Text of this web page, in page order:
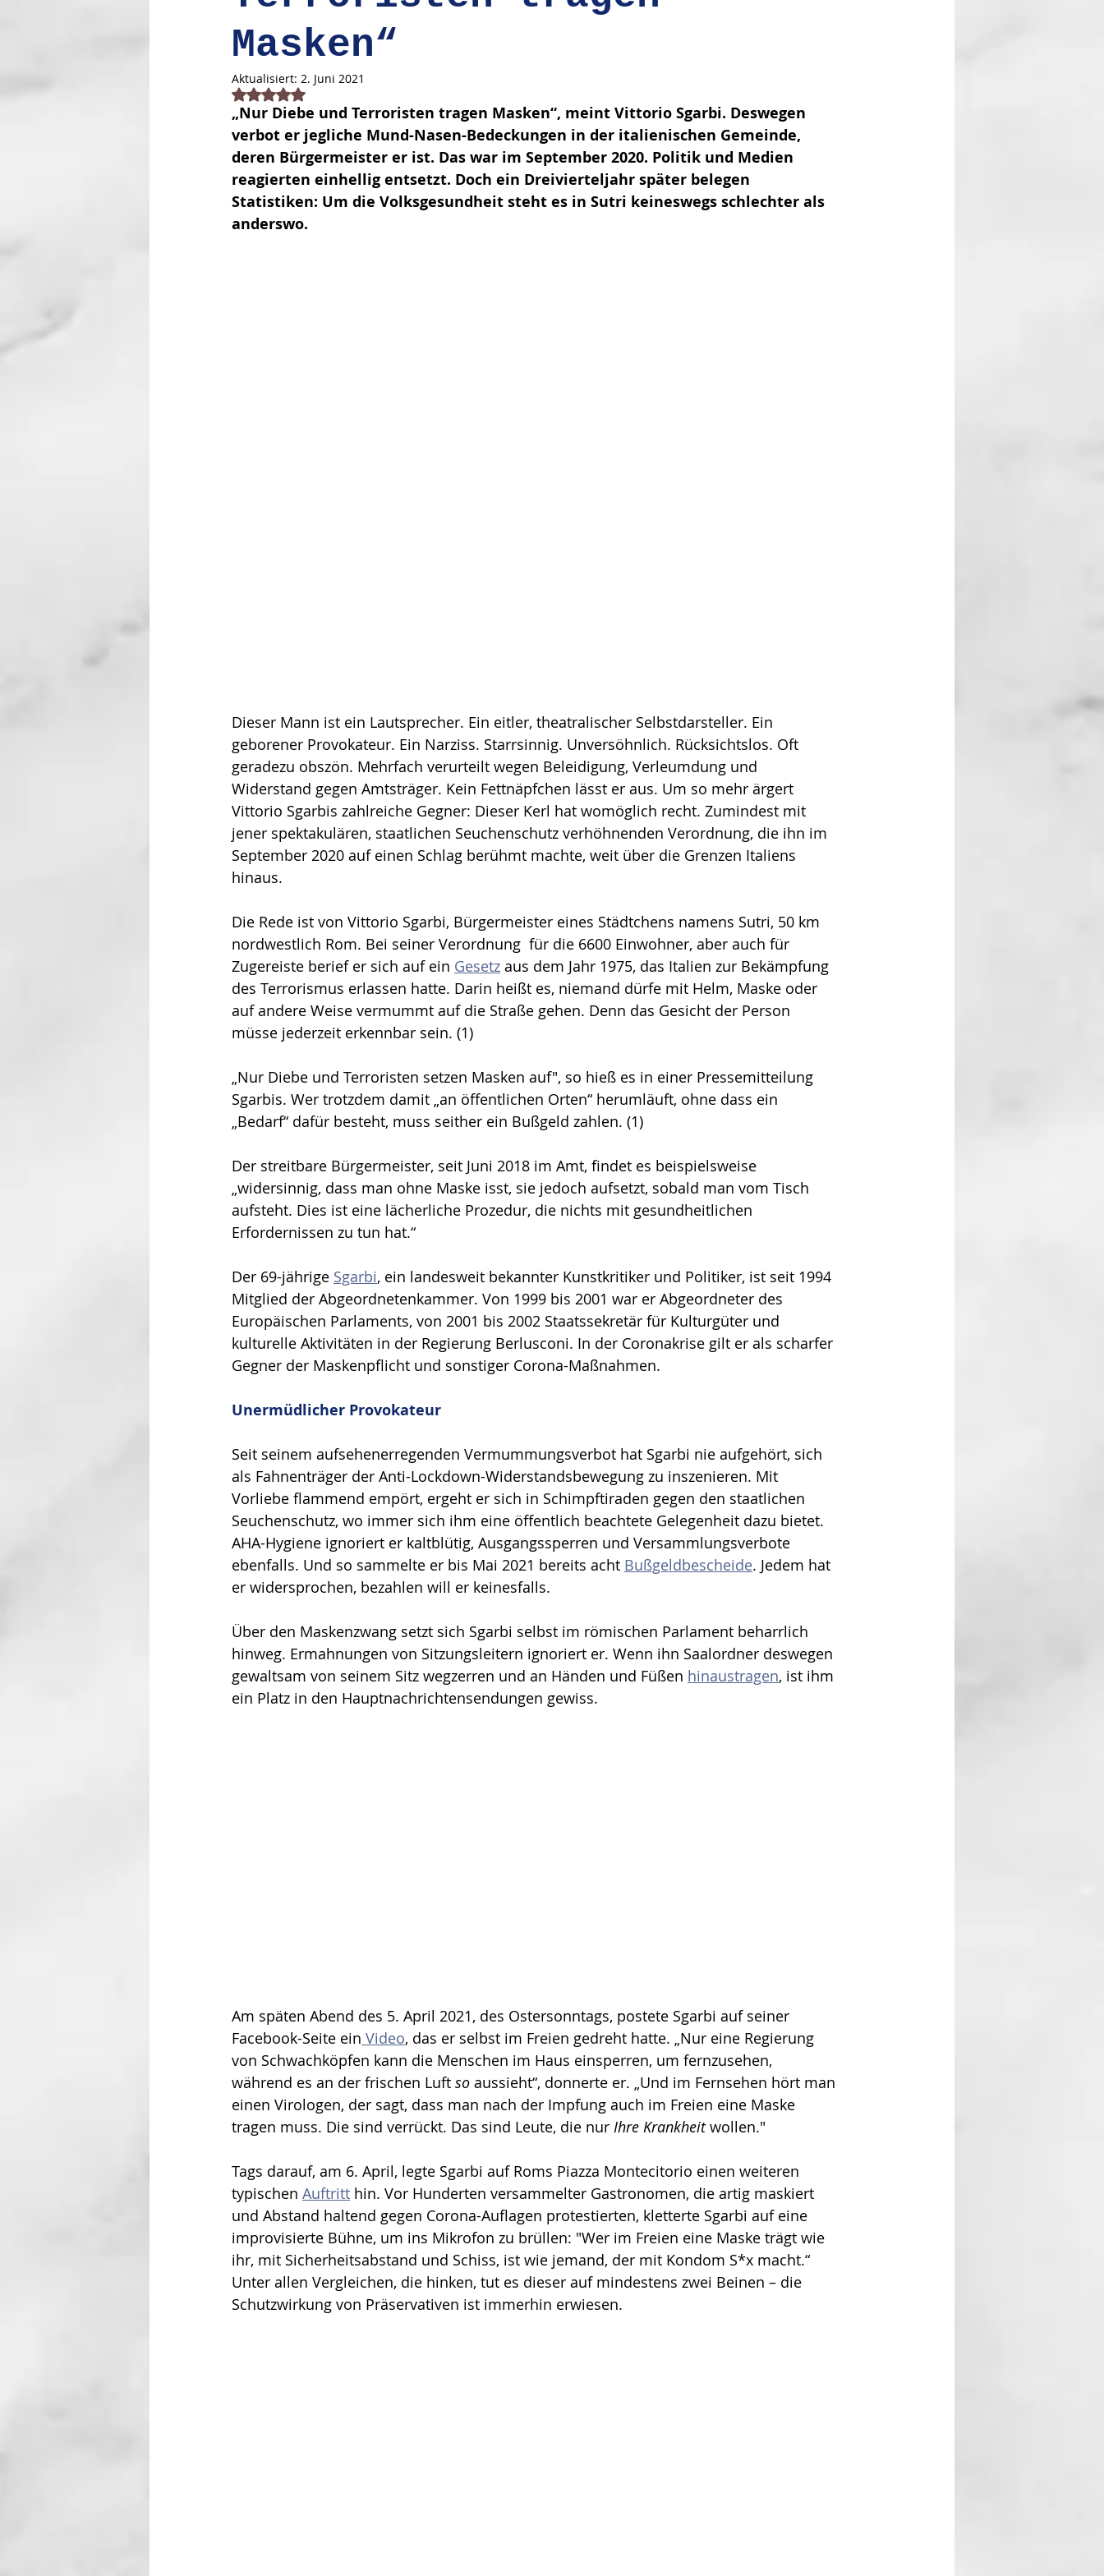
Masken“
Aktualisiert: 2. Juni 2021
Mit NaN von 5 Sternen bewertet.
„Nur Diebe und Terroristen tragen Masken“, meint Vittorio Sgarbi. Deswegen
verbot er jegliche Mund-Nasen-Bedeckungen in der italienischen Gemeinde,
deren Bürgermeister er ist. Das war im September 2020. Politik und Medien
reagierten einhellig entsetzt. Doch ein Dreivierteljahr später belegen
Statistiken: Um die Volksgesundheit steht es in Sutri keineswegs schlechter als
anderswo.
Dieser Mann ist ein Lautsprecher. Ein eitler, theatralischer Selbstdarsteller. Ein
geborener Provokateur. Ein Narziss. Starrsinnig. Unversöhnlich. Rücksichtslos. Oft
geradezu obszön. Mehrfach verurteilt wegen Beleidigung, Verleumdung und
Widerstand gegen Amtsträger. Kein Fettnäpfchen lässt er aus. Um so mehr ärgert
Vittorio Sgarbis zahlreiche Gegner: Dieser Kerl hat womöglich recht. Zumindest mit
jener spektakulären, staatlichen Seuchenschutz verhöhnenden Verordnung, die ihn im
September 2020 auf einen Schlag berühmt machte, weit über die Grenzen Italiens
hinaus.
Die Rede ist von Vittorio Sgarbi, Bürgermeister eines Städtchens namens Sutri, 50 km
nordwestlich Rom. Bei seiner Verordnung  für die 6600 Einwohner, aber auch für
Zugereiste berief er sich auf ein Gesetz aus dem Jahr 1975, das Italien zur Bekämpfung
des Terrorismus erlassen hatte. Darin heißt es, niemand dürfe mit Helm, Maske oder
auf andere Weise vermummt auf die Straße gehen. Denn das Gesicht der Person
müsse jederzeit erkennbar sein. (1)
„Nur Diebe und Terroristen setzen Masken auf", so hieß es in einer Pressemitteilung
Sgarbis. Wer trotzdem damit „an öffentlichen Orten“ herumläuft, ohne dass ein
„Bedarf“ dafür besteht, muss seither ein Bußgeld zahlen. (1)
Der streitbare Bürgermeister, seit Juni 2018 im Amt, findet es beispielsweise
„widersinnig, dass man ohne Maske isst, sie jedoch aufsetzt, sobald man vom Tisch
aufsteht. Dies ist eine lächerliche Prozedur, die nichts mit gesundheitlichen
Erfordernissen zu tun hat.“
Der 69-jährige Sgarbi, ein landesweit bekannter Kunstkritiker und Politiker, ist seit 1994
Mitglied der Abgeordnetenkammer. Von 1999 bis 2001 war er Abgeordneter des
Europäischen Parlaments, von 2001 bis 2002 Staatssekretär für Kulturgüter und
kulturelle Aktivitäten in der Regierung Berlusconi. In der Coronakrise gilt er als scharfer
Gegner der Maskenpflicht und sonstiger Corona-Maßnahmen.
Unermüdlicher Provokateur
Seit seinem aufsehenerregenden Vermummungsverbot hat Sgarbi nie aufgehört, sich
als Fahnenträger der Anti-Lockdown-Widerstandsbewegung zu inszenieren. Mit
Vorliebe flammend empört, ergeht er sich in Schimpftiraden gegen den staatlichen
Seuchenschutz, wo immer sich ihm eine öffentlich beachtete Gelegenheit dazu bietet.
AHA-Hygiene ignoriert er kaltblütig, Ausgangssperren und Versammlungsverbote
ebenfalls. Und so sammelte er bis Mai 2021 bereits acht Bußgeldbescheide. Jedem hat
er widersprochen, bezahlen will er keinesfalls.
Über den Maskenzwang setzt sich Sgarbi selbst im römischen Parlament beharrlich
hinweg. Ermahnungen von Sitzungsleitern ignoriert er. Wenn ihn Saalordner deswegen
gewaltsam von seinem Sitz wegzerren und an Händen und Füßen hinaustragen, ist ihm
ein Platz in den Hauptnachrichtensendungen gewiss.
Am späten Abend des 5. April 2021, des Ostersonntags, postete Sgarbi auf seiner
Facebook-Seite ein Video, das er selbst im Freien gedreht hatte. „Nur eine Regierung
von Schwachköpfen kann die Menschen im Haus einsperren, um fernzusehen,
während es an der frischen Luft so aussieht“, donnerte er. „Und im Fernsehen hört man
einen Virologen, der sagt, dass man nach der Impfung auch im Freien eine Maske
tragen muss. Die sind verrückt. Das sind Leute, die nur Ihre Krankheit wollen."
Tags darauf, am 6. April, legte Sgarbi auf Roms Piazza Montecitorio einen weiteren
typischen Auftritt hin. Vor Hunderten versammelter Gastronomen, die artig maskiert
und Abstand haltend gegen Corona-Auflagen protestierten, kletterte Sgarbi auf eine
improvisierte Bühne, um ins Mikrofon zu brüllen: "Wer im Freien eine Maske trägt wie
ihr, mit Sicherheitsabstand und Schiss, ist wie jemand, der mit Kondom S*x macht.“
Unter allen Vergleichen, die hinken, tut es dieser auf mindestens zwei Beinen – die
Schutzwirkung von Präservativen ist immerhin erwiesen.